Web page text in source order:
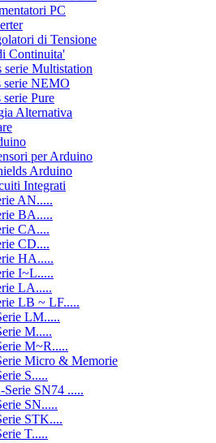
PC
di Tensione
Continuita'
serie Multistation
serie NEMO
Pure
Alternativa
per Arduino
Arduino
Integrati
AN.....
BA.....
CA....
CD....
HA.....
I~L.....
LA.....
LB ~ LF.....
LM.....
M.....
M~R.....
Micro & Memorie
S.....
SN74 .....
SN.....
STK....
T.....